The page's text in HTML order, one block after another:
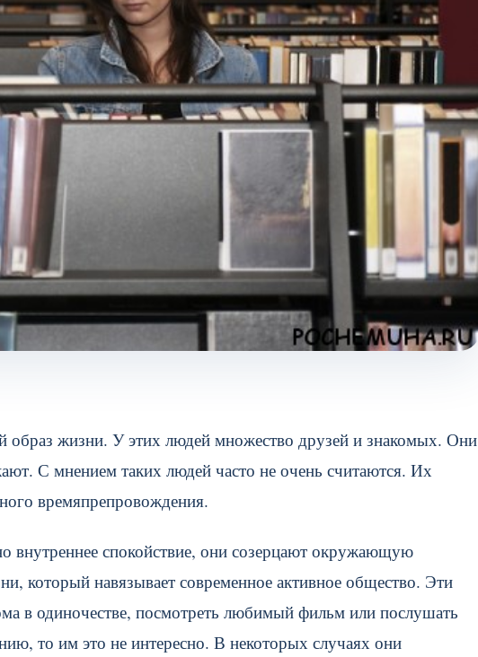
жизни. У этих людей множество друзей и знакомых. Они
С мнением таких людей часто не очень считаются. Их
времяпрепровождения.
спокойствие, они созерцают окружающую
который навязывает современное активное общество. Эти
в одиночестве, посмотреть любимый фильм или послушать
то им это не интересно. В некоторых случаях они